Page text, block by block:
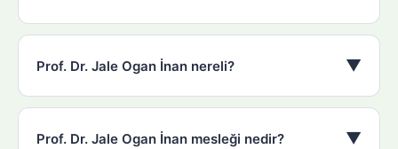
Prof. Dr. Jale Ogan İnan nereli? ▼
Prof. Dr. Jale Ogan İnan mesleği nedir? ▼